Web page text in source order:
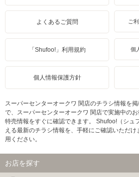
よくあるご質問 ご
「Shufoo!」利用規約 個
個人情報保護方針
スーパーセンターオークワ 関店のチラシ情報を
で、スーパーセンターオークワ 関店で実施中のお
特売情報をすぐに確認できます。 Shufoo!（シュ
える最新のチラシ情報を、手軽にご確認いただ
用ください。
お店を探す